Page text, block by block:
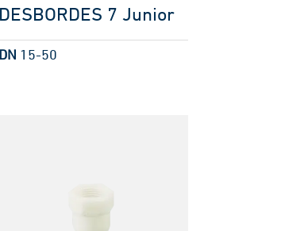
DESBORDES 7 Junior
DN 15-50